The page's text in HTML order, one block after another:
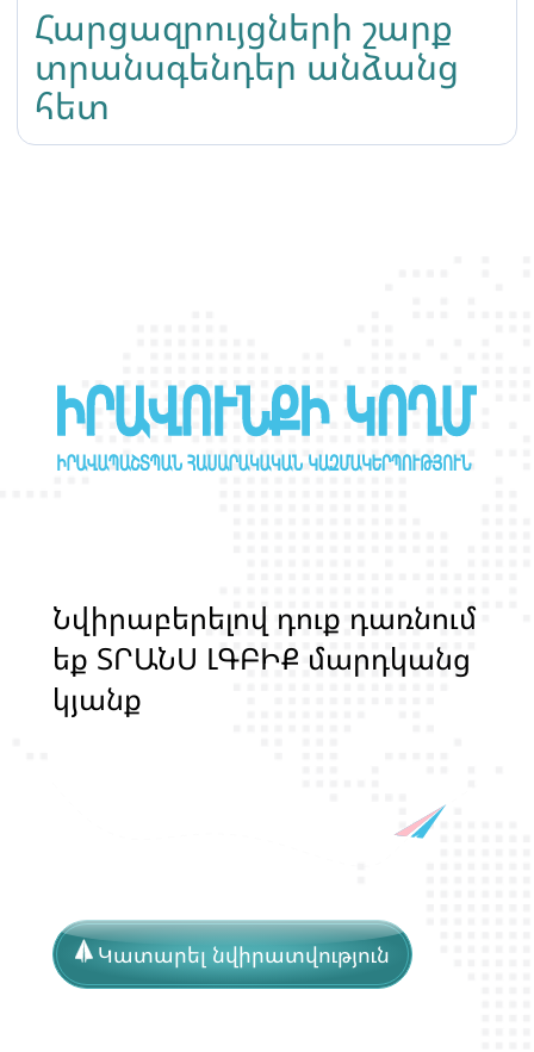
Հարցազրույցների շարք
տրանսգենդեր անձանց
հետ
Նվիրաբերելով դոք դառնոմ
եք ՏՐԱՆՍ ԼԳԲԻՔ մարդկանց
կյանք
Կատարել նվիրատվություն